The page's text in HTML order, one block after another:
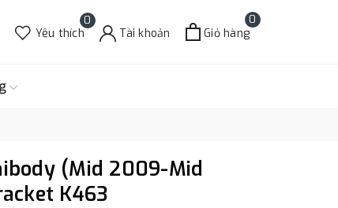
0
Yêu thích Tài khoản
0
Giỏ hàng
(Mid 2009-Mid
K463